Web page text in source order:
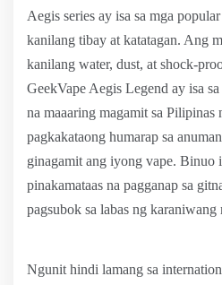
Aegis series ay isa sa mga
kanilang tibay at katatagan. Ang
kanilang water, dust, at shock-
GeekVape Aegis Legend ay isa
na maaaring magamit sa
pagkakataong humarap sa
ginagamit ang iyong vape. Binuo
pinakamataas na pagganap sa
pagsubok sa labas ng
Ngunit hindi lamang sa